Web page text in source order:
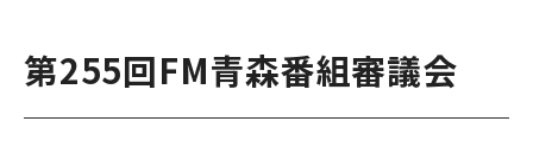
第255回FM青森番組審議会